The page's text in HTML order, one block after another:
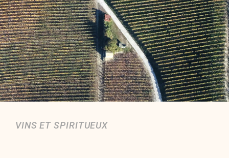
Organiser un événement
Offrir un bon cadeau
Nous contacter
NOUS CONTACTER
VINS ET SPIRITUEUX